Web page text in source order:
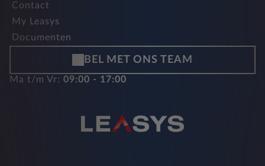
Contact
My Leasys
Documenten
BEL MET ONS TEAM
Ma t/m Vr: 09:00 - 17:00